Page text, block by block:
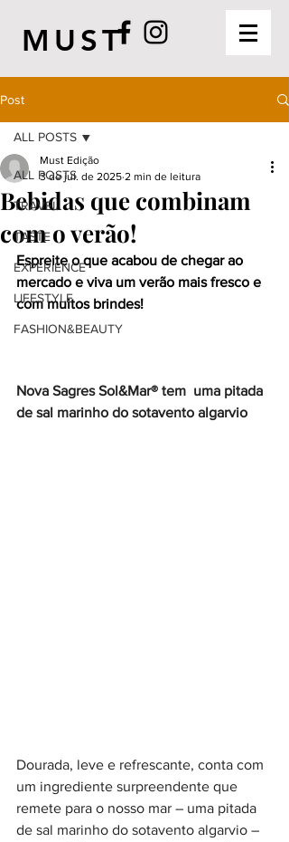
MUST
Post
ALL POSTS
TRAVEL
TASTE
EXPERIENCE
LIFESTYLE
FASHION&BEAUTY
ALL POSTS
Bebidas que combinam
com o verão!
Must Edição
3 de jul. de 2025 2 min de leitura
Espreite o que acabou de chegar ao
mercado e viva um verão mais fresco e
com muitos brindes!
Nova Sagres Sol&Mar® tem  uma pitada
de sal marinho do sotavento algarvio
Dourada, leve e refrescante, conta com
um ingrediente surpreendente que
remete para o nosso mar – uma pitada
de sal marinho do sotavento algarvio –